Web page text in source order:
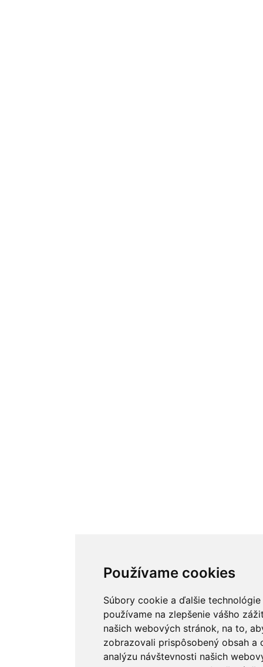
Používame cookies
Súbory cookie a ďalšie
používame na zlepšenie vášho
našich webových stránok, na to,
zobrazovali prispôsobený obsah a
analýzu návštevnosti našich